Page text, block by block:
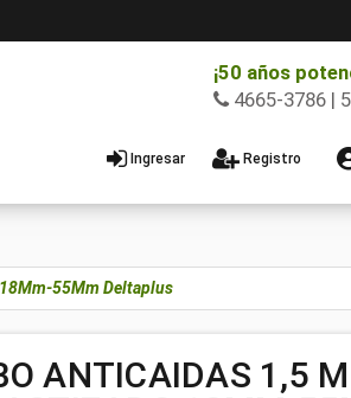
Ingresar Registro
¡50 años
4665-3786 |
55Mm Deltaplus
ANTICAIDAS 1,5